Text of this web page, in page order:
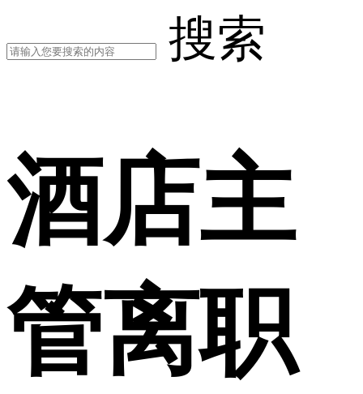
搜索
酒店主
管离职